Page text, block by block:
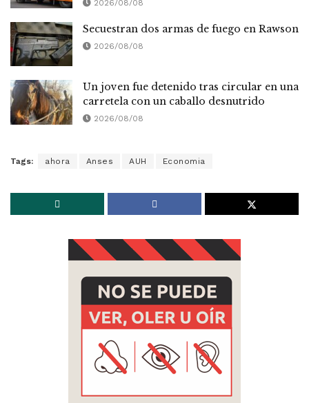
2026/08/08
Secuestran dos armas de fuego en Rawson
2026/08/08
Un joven fue detenido tras circular en una
carretela con un caballo desnutrido
2026/08/08
Tags: ahora Anses AUH Economia